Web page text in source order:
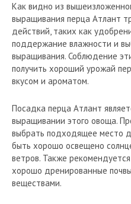
Как видно из
выращивания перца Атлант
действий, таких как
поддержание влажности и
выращивания. Соблюдение
получить хороший урожай
вкусом и ароматом.
Посадка перца Атлант
выращивании этого овоща.
выбрать подходящее место
быть хорошо освещено
ветров. Также
хорошо дренированные
веществами.